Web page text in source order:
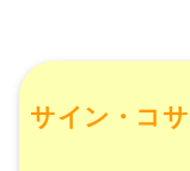
サイン・コ